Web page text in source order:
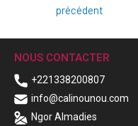
précédent
NOUS CONTACTER
+221338200807
info@calinounou.com
Ngor Almadies